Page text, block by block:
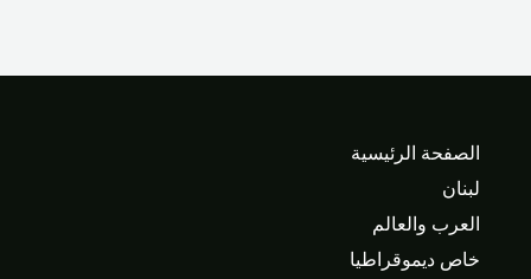
الصفحة الرئيسية
لبنان
العرب والعالم
خاص ديموقراطيا